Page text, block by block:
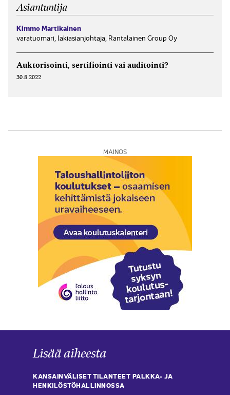
Asiantuntija
Kimmo Martikainen
varatuomari, lakiasianjohtaja, Rantalainen Group Oy
Auktorisointi, sertifiointi vai auditointi?
30.8.2022
MAINOS
Lisää aiheesta
KANSAINVÄLISET TILANTEET PALKKA- JA
HENKILÖSTÖHALLINNOSSA